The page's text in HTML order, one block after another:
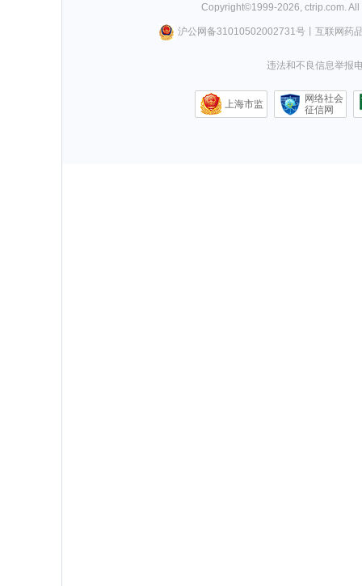
Copyright©1999-2026 ctrip.com .
沪公网备31010502002731号丨 互联网药
违法和不良信息举报
上海市监
网络社会
征信网